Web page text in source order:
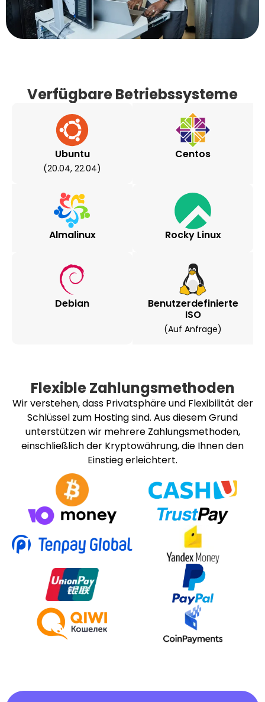
Verfügbare Betriebssysteme
Ubuntu
(20.04, 22.04)
Centos
Almalinux Rocky Linux
Debian
Benutzerdefinierte
ISO
(auf Anfrage)
Flexible Zahlungsmethoden
Wir verstehen, dass Privatsphäre und Flexibilität der
Schlüssel zum Hosting sind. Aus diesem Grund
unterstützen wir mehrere Zahlungsmethoden,
einschließlich der Kryptowährung, die Ihnen den
Einstieg erleichtert.